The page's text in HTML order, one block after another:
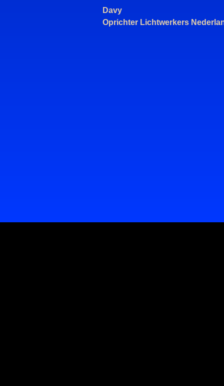
Davy
Oprichter Lichtwerkers